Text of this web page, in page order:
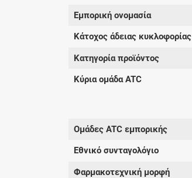
Εμπορική ονομασία
Κάτοχος άδειας κυκλοφορίας
Κατηγορία προϊόντος
Κύρια ομάδα ATC
Ομάδες ATC εμπορικής
Εθνικό συνταγολόγιο
Φαρμακοτεχνική μορφή